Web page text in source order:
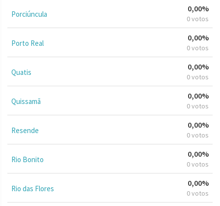
Porciúncula
0,00%
0 votos
Porto Real
0,00%
0 votos
Quatis
0,00%
0 votos
Quissamã
0,00%
0 votos
Resende
0,00%
0 votos
Rio Bonito
0,00%
0 votos
Rio das Flores
0,00%
0 votos